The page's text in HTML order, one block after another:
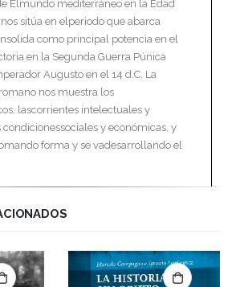
Elmundo mediterráneo en la Edad
sitúa en elperiodo que abarca
como principal potencia en el
en la Segunda Guerra Púnica
Augusto en el 14 d.C. La
nos muestra los
lascorrientes intelectuales y
condicionessociales y económicas, y
forma y se vadesarrollando el